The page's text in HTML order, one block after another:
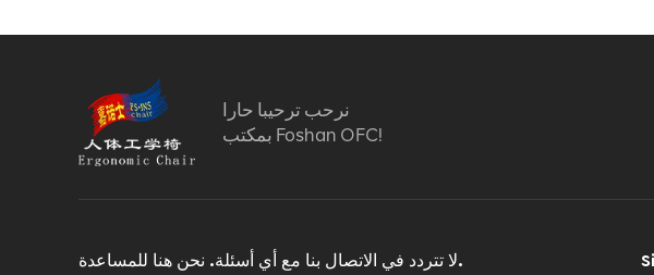
تصميم جديد عالي الجودة
عرض التفاصيل
نرحب ترحيبا حارا
بمكتب Foshan OFC!
لا تتردد في الاتصال بنا مع أي أسئلة. نحن هنا للمساعدة.